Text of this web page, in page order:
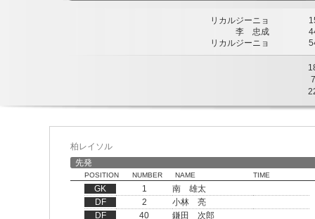
リカルジーニョ
李 忠成
リカルジーニョ
7
柏レイソル
先発
POSITION NUMBER NAME TIME
GK 1
南 雄太
DF
2
小林 亮
DF
40
鎌田 次郎